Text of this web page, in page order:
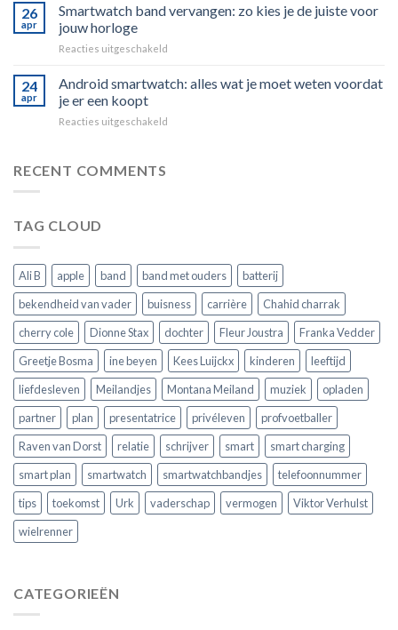
volledig
vervangen?
smartwatch
kies
26
apr
Smartwatch band vervangen: zo kies je de juiste voor
jouw horloge
Reacties uitgeschakeld
band
vervangen:
24
apr
Android smartwatch: alles wat je moet weten voordat
je er een koopt
Reacties uitgeschakeld
er
een
koopt
RECENT COMMENTS
TAG CLOUD
Ali B apple band band met ouders
batterij
bekendheid van vader
buisness carrière
Chahid charrak
cherry cole
Dionne Stax dochter Fleur Joustra
Franka Vedder
Greetje Bosma
ine beyen Kees Luijckx kinderen
leeftijd
liefdesleven
Meilandjes Montana Meiland muziek
opladen
partner
plan presentatrice privéleven
profvoetballer
Raven van Dorst
relatie schrijver smart
smart charging
smart plan
smartwatch smartwatchbandjes
telefoonnummer
tips
toekomst Urk vaderschap vermogen
Viktor Verhulst
wielrenner
CATEGORIEËN